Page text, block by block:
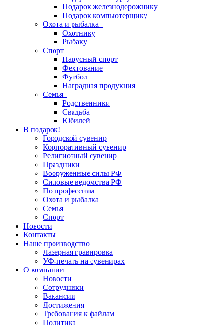
Подарок железнодорожнику
Подарок компьютерщику
Охота и рыбалка
Охотнику
Рыбаку
Спорт
Парусный спорт
Фехтование
Футбол
Наградная продукция
Семья
Родственники
Свадьба
Юбилей
В подарок!
Городской сувенир
Корпоративный сувенир
Религиозный сувенир
Праздники
Вооруженные силы РФ
Силовые ведомства РФ
По профессиям
Охота и рыбалка
Семья
Спорт
Новости
Контакты
Наше производство
Лазерная гравировка
УФ-печать на сувенирах
О компании
Новости
Сотрудники
Вакансии
Достижения
Требования к файлам
Политика